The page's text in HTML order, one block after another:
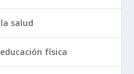
salud
física